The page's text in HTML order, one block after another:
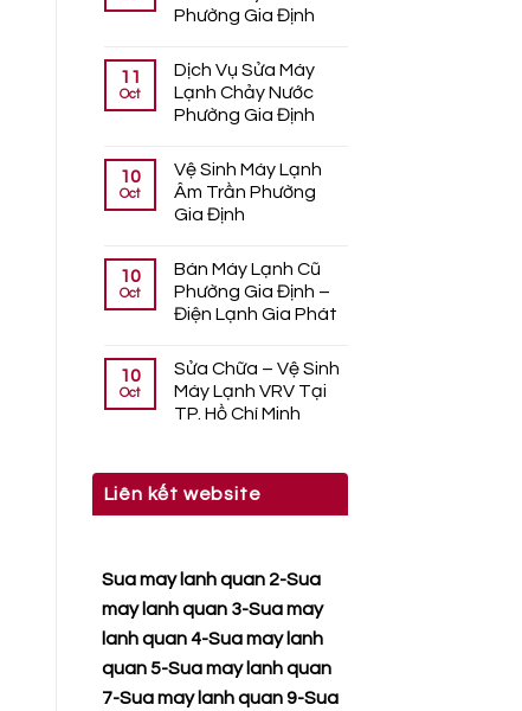
Phường Gia Định
11
Oct
Dịch Vụ Sửa Máy
Lạnh Chảy Nước
Phường Gia Định
10
Oct
Vệ Sinh Máy Lạnh
Âm Trần Phường
Gia Định
10
Oct
Bán Máy Lạnh Cũ
Phường Gia Định –
Điện Lạnh Gia Phát
10
Oct
Sửa Chữa – Vệ Sinh
Máy Lạnh VRV Tại
TP. Hồ Chí Minh
Liên kết website
Sua may lanh quan 2-Sua
may lanh quan 3-Sua may
lanh quan 4-Sua may lanh
quan 5-Sua may lanh quan
7-Sua may lanh quan 9-Sua